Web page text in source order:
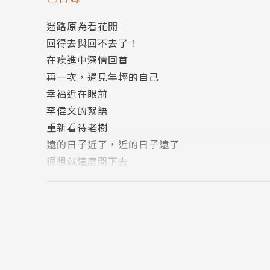
透過寫作分享學習心得，在《聯合報元氣周報》
誌》、《文訊》等刊物有專欄，著作則有《我的
自己的鼓聲》、《溫柔革命：愛，在荒野流動》
養》、《教養無所不在》以及童書繪本《陪鍬形
迷路原為看花開
回得去與回不去了！
在疾進中深情回首
再一次，遇見年輕的自己
幸福近在眼前
李偉文的絮語
重新看待老樹
遠的日子近了，近的日子遠了
很想就這麼閒下去